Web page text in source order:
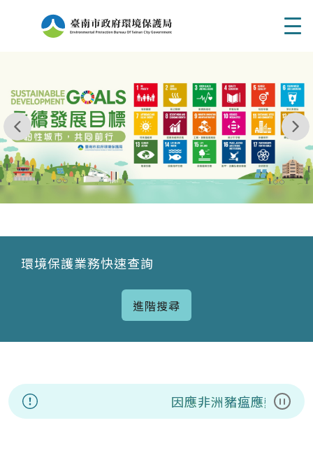
環境保護業務快速查詢
進階搜尋
暫停
因應非洲豬瘟應變資訊